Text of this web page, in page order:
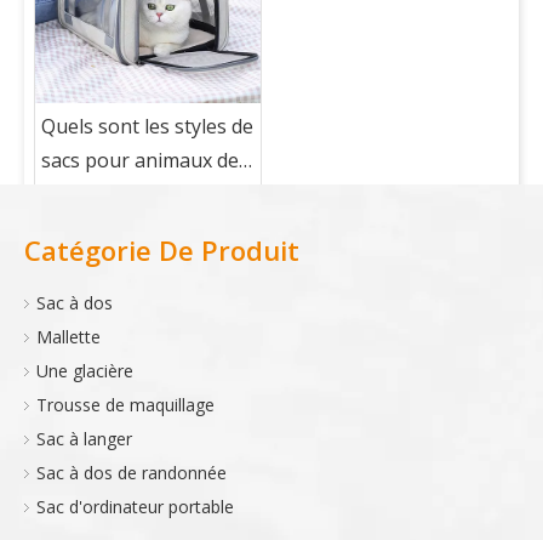
Quels sont les styles de
sacs pour animaux de
Catégorie De Produit
Sac à dos
Mallette
Une glacière
Trousse de maquillage
Sac à langer
Sac à dos de randonnée
Sac d'ordinateur portable